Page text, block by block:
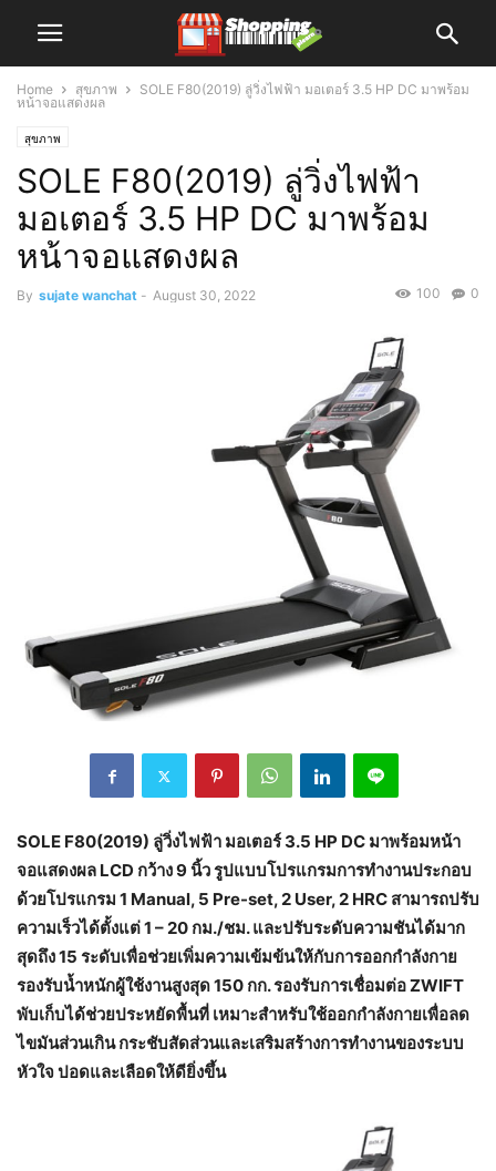
Home สุขภาพ
SOLE F80(2019) ลู่วิ่งไฟฟ้า มอเตอร์ 3.5 HP DC มาพร้อม
หน้าจอแสดงผล
สุขภาพ
SOLE F80(2019) ลู่วิ่งไฟฟ้า
มอเตอร์ 3.5 HP DC มาพร้อม
หน้าจอแสดงผล
By sujate wanchat - August 30, 2022 0
100
SOLE F80(2019) ลู่วิ่งไฟฟ้า มอเตอร์ 3.5 HP DC มาพร้อมหน้า
จอแสดงผล LCD กว้าง 9 นิ้ว รูปแบบโปรแกรมการทำงานประกอบ
ด้วยโปรแกรม 1 Manual, 5 Pre-set, 2 User, 2 HRC สามารถปรับ
ความเร็วได้ตั้งแต่ 1 – 20 กม./ชม. และปรับระดับความชันได้มาก
สุดถึง 15 ระดับเพื่อช่วยเพิ่มความเข้มข้นให้กับการออกกำลังกาย
รองรับน้ำหนักผู้ใช้งานสูงสุด 150 กก. รองรับการเชื่อมต่อ ZWIFT
พับเก็บได้ช่วยประหยัดพื้นที่ เหมาะสำหรับใช้ออกกำลังกายเพื่อลด
ไขมันส่วนเกิน กระชับสัดส่วนและเสริมสร้างการทำงานของระบบ
หัวใจ ปอดและเลือดให้ดียิ่งขึ้น